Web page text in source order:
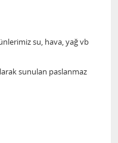
su, hava, yağ vb
sunulan paslanmaz